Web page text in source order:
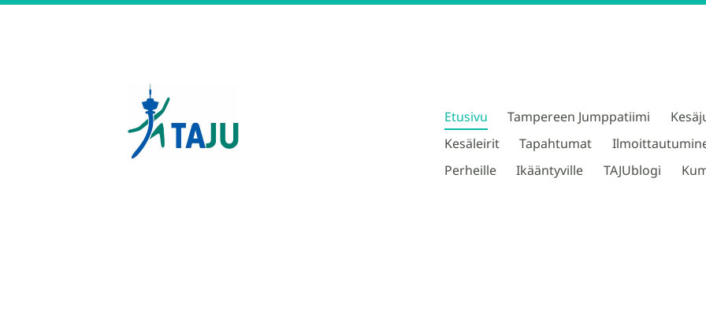
Tampereen Jumppatiimi TAJU ry
Etusivu Tampereen Jumppatiimi
Kesäleirit
Tapahtumat
Perheille
Ikääntyville TAJUblogi